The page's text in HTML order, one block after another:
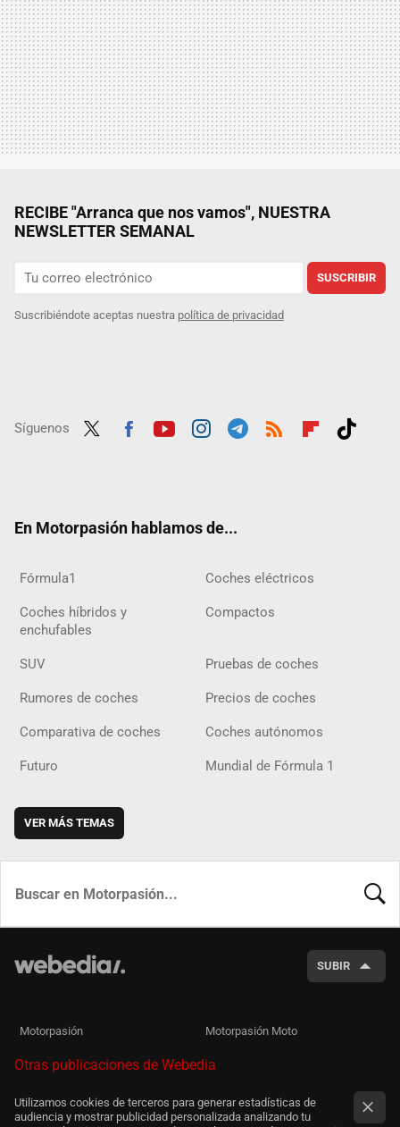
RECIBE "Arranca que nos vamos", NUESTRA
NEWSLETTER SEMANAL
SUSCRIBIR
Suscribiéndote aceptas nuestra política de privacidad
Síguenos
En Motorpasión hablamos de...
Fórmula1 Coches eléctricos
Coches híbridos y
enchufables
Compactos
SUV Pruebas de coches
Rumores de coches Precios de coches
Comparativa de coches Coches autónomos
Futuro Mundial de Fórmula 1
VER MÁS TEMAS
SUBIR
Motorpasión Motorpasión Moto
Otras publicaciones de Webedia
Utilizamos cookies de terceros para generar estadísticas de
audiencia y mostrar publicidad personalizada analizando tu